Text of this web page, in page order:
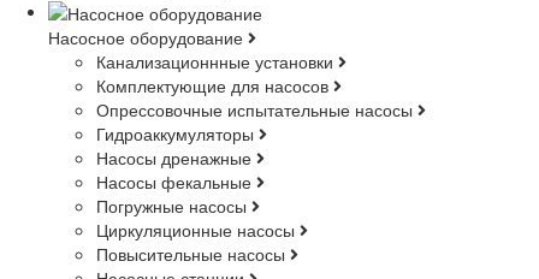
Насосное оборудование
Канализационнные установки
Комплектующие для насосов
Опрессовочные испытательные насосы
Гидроаккумуляторы
Насосы дренажные
Насосы фекальные
Погружные насосы
Циркуляционные насосы
Повысительные насосы